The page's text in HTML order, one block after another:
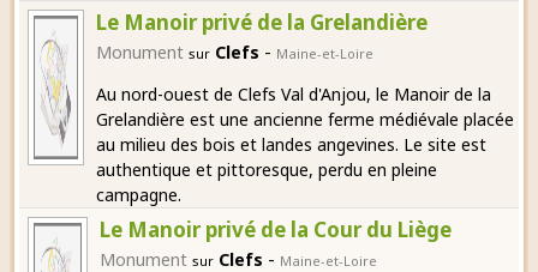
Le Manoir privé de la Grelandière
Monument sur Clefs - Maine-et-Loire
Au nord-ouest de Clefs Val d'Anjou, le Manoir de la
Grelandière est une ancienne ferme médiévale placée
au milieu des bois et landes angevines. Le site est
authentique et pittoresque, perdu en pleine
campagne.
Le Manoir privé de la Cour du Liège
Monument sur Clefs - Maine-et-Loire